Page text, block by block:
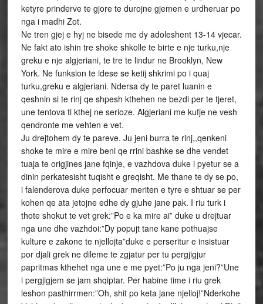
ketyre prinderve te gjore te durojne gjemen e urdheruar po
nga i madhi Zot.
Ne tren gjej e hyj ne bisede me dy adoleshent 13-14 vjecar.
Ne fakt ato ishin tre shoke shkolle te birte e nje turku,nje
greku e nje algjeriani, te tre te lindur ne Brooklyn, New
York. Ne funksion te idese se ketij shkrimi po i quaj
turku,greku e algjeriani. Ndersa dy te paret luanin e
qeshnin si te rinj qe shpesh kthehen ne bezdi per te tjeret,
une tentova ti kthej ne serioze. Algjeriani me kufje ne vesh
qendronte me vehten e vet.
Ju drejtohem dy te pareve. Ju jeni burra te rinj,,qenkeni
shoke te mire e mire beni qe rrini bashke se dhe vendet
tuaja te origjines jane fqinje, e vazhdova duke i pyetur se a
dinin perkatesisht tuqisht e greqisht. Me thane te dy se po,
i falenderova duke perfocuar meriten e tyre e shtuar se per
kohen qe ata jetojne edhe dy gjuhe jane pak. I riu turk i
thote shokut te vet grek:”Po e ka mire ai” duke u drejtuar
nga une dhe vazhdoi:”Dy popujt tane kane pothuajse
kulture e zakone te njellojta”duke e perseritur e insistuar
por djali grek ne dileme te zgjatur per tu pergjigjur
papritmas kthehet nga une e me pyet:”Po ju nga jeni?”Une
i pergjigjem se jam shqiptar. Per habine time i riu grek
leshon pasthirrmen:”Oh, shit po keta jane njelloj!”Nderkohe